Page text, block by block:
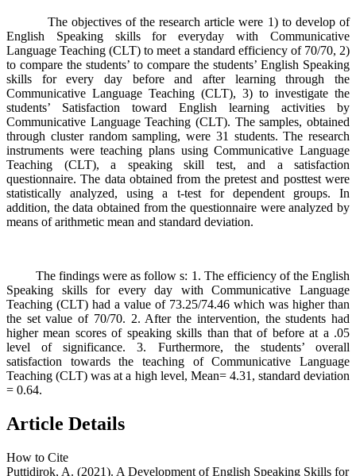
The objectives of the research article were 1) to develop of
English Speaking skills for everyday with Communicative
Language Teaching (CLT) to meet a standard efficiency of 70/70, 2)
to compare the students’ to compare the students’ English Speaking
skills for every day before and after learning through the
Communicative Language Teaching (CLT), 3) to investigate the
students’ Satisfaction toward English learning activities by
Communicative Language Teaching (CLT). The samples, obtained
through cluster random sampling, were 31 students. The research
instruments were teaching plans using Communicative Language
Teaching (CLT), a speaking skill test, and a satisfaction
questionnaire. The data obtained from the pretest and posttest were
statistically analyzed, using a t-test for dependent groups. In
addition, the data obtained from the questionnaire were analyzed by
means of arithmetic mean and standard deviation.
The findings were as follow s: 1. The efficiency of the English
Speaking skills for every day with Communicative Language
Teaching (CLT) had a value of 73.25/74.46 which was higher than
the set value of 70/70. 2. After the intervention, the students had
higher mean scores of speaking skills than that of before at a .05
level of significance. 3. Furthermore, the students’ overall
satisfaction towards the teaching of Communicative Language
Teaching (CLT) was at a high level, Mean= 4.31, standard deviation
= 0.64.
Article Details
How to Cite
Puttidirok, A. (2021). A Development of English Speaking Skills for